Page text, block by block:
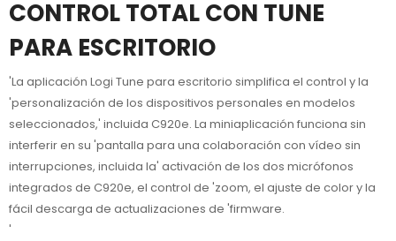
CONTROL TOTAL CON TUNE
PARA ESCRITORIO
'La aplicación Logi Tune para escritorio simplifica el control y la
'personalización de los dispositivos personales en modelos
seleccionados,' incluida C920e. La miniaplicación funciona sin
interferir en su 'pantalla para una colaboración con vídeo sin
interrupciones, incluida la' activación de los dos micrófonos
integrados de C920e, el control de 'zoom, el ajuste de color y la
fácil descarga de actualizaciones de 'firmware.
'